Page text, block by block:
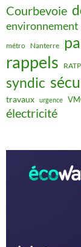
Courbevoie
environnement
métro Nanterre
rappels RATP
syndic
travaux urgence
électricité